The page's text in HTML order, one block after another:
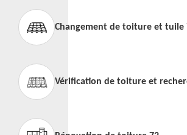
Changement de toiture et tuile
Vérification de toiture et